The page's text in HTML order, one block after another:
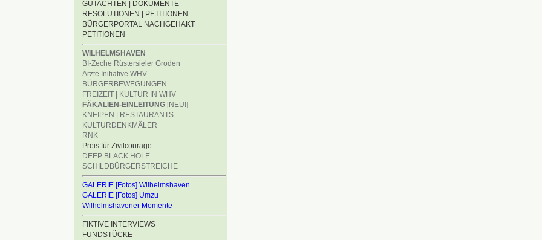
GUTACHTEN | DOKUMENTE
RESOLUTIONEN | PETITIONEN
BÜRGERPORTAL NACHGEHAKT
PETITIONEN
WILHELMSHAVEN
BI-Zeche Rüstersieler Groden
Ärzte Initiative WHV
BÜRGERBEWEGUNGEN
FREIZEIT | KULTUR IN WHV
FÄKALIEN-EINLEITUNG [NEU!]
KNEIPEN | RESTAURANTS
KULTURDENKMÄLER
RNK
Preis für Zivilcourage
DEEP BLACK HOLE
SCHILDBÜRGERSTREICHE
GALERIE [Fotos] Wilhelmshaven
GALERIE [Fotos] Umzu
Wilhelmshavener Momente
FIKTIVE INTERVIEWS
FUNDSTÜCKE